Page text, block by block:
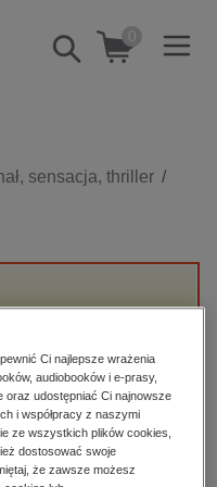
Pokaż/schowaj
wyszukiwarkę
0
informatyka
sensacja, thriller
„Billy Summers”
Ci najlepsze wrażenia
audiobooków i e-prasy,
oraz udostępniać Ci najnowsze
i współpracy z naszymi
ze wszystkich plików cookies,
dostosować swoje
że zawsze możesz